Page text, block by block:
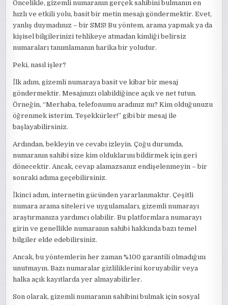
Öncelikle, gizemli numaranın gerçek sahibini bulmanın en
hızlı ve etkili yolu, basit bir metin mesajı göndermektir. Evet,
yanlış duymadınız – bir SMS! Bu yöntem, arama yapmak ya da
kişisel bilgilerinizi tehlikeye atmadan kimliği belirsiz
numaraları tanımlamanın harika bir yoludur.
Peki, nasıl işler?
İlk adım, gizemli numaraya basit ve kibar bir mesaj
göndermektir. Mesajınızı olabildiğince açık ve net tutun.
Örneğin, “Merhaba, telefonumu aradınız mı? Kim olduğunuzu
öğrenmek isterim. Teşekkürler!” gibi bir mesaj ile
başlayabilirsiniz.
Ardından, bekleyin ve cevabı izleyin. Çoğu durumda,
numaranın sahibi size kim olduklarını bildirmek için geri
dönecektir. Ancak, cevap alamazsanız endişelenmeyin – bir
sonraki adıma geçebilirsiniz.
İkinci adım, internetin gücünden yararlanmaktır. Çeşitli
numara arama siteleri ve uygulamaları, gizemli numarayı
araştırmanıza yardımcı olabilir. Bu platformlara numarayı
girin ve genellikle numaranın sahibi hakkında bazı temel
bilgiler elde edebilirsiniz.
Ancak, bu yöntemlerin her zaman %100 garantili olmadığını
unutmayın. Bazı numaralar gizliliklerini koruyabilir veya
halka açık kayıtlarda yer almayabilirler.
Son olarak, gizemli numaranın sahibini bulmak için sosyal